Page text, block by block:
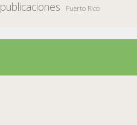
publicaciones Puerto Rico